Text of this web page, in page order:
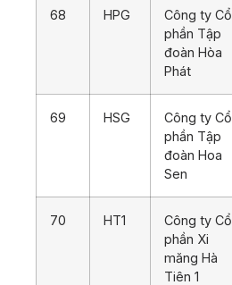
68 HPG
Công ty Cổ
phần Tập
đoàn Hòa
Phát
69 HSG
Công ty Cổ
phần Tập
đoàn Hoa
Sen
70 HT1
Công ty Cổ
phần Xi
măng Hà
Tiên 1